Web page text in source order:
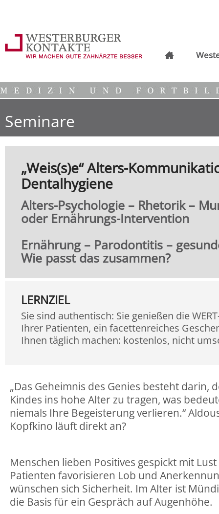
Seminare
„Weis(s)e“ Alters-
Dentalhygiene
Alters-Psychologie – Rhetorik –
oder Ernährungs-Intervention
Ernährung – Parodontitis –
Wie passt das zusammen?
LERNZIEL
Sie sind authentisch: Sie genießen die
Ihrer Patienten, ein facettenreiches
Ihnen täglich machen: kostenlos, nicht
„Das Geheimnis des Genies besteht darin,
Kindes ins hohe Alter zu tragen, was
niemals Ihre Begeisterung verlieren.“
Kopfkino läuft direkt an?
Menschen lieben Positives gespickt mit
Patienten favorisieren Lob und
wünschen sich Sicherheit. Im Alter ist
die Basis für ein Gespräch auf Augenhöhe.